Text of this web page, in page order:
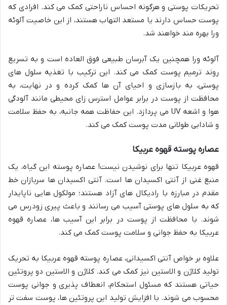
تحریکات پوستی و هرگونه احساس ناراحتی کمک می کند. افرادی که
پوست حساس دارند یا مستعد التهاب هستند، از این خاصیت آلوئه
ورا بهره مند خواهند شد.
آلوئه ورا همچنین یک آبرسان طبیعی فوق العاده است و به تسریع
روند ترمیم پوست کمک می کند. این ترکیب با تغذیه سلول های
پوستی، به بازسازی و احیای آن ها کمک کرده و در نهایت، به
محافظت از پوست در برابر عوامل استرس زای محیطی مانند آلودگی
هوا و اشعه UV می پردازد. این حفاظت همه جانبه، به حفظ سلامت
و شادابی طولانی مدت پوست کمک می کند.
عصاره پوسته قهوه عربیکا
قهوه عربیکا تنها برای نوشیدن نیست! عصاره پوسته این گیاه، یک
منبع غنی از آنتی اکسیدان ها است. آنتی اکسیدان ها سربازان خط
مقدم در مبارزه با رادیکال های آزاد هستند؛ مولکول هایی ناپایدار
که به سلول های پوستی آسیب می رسانند و باعث پیری زودرس می
شوند. با محافظت از پوست در برابر این آسیب ها، عصاره قهوه
عربیکا به حفظ جوانی و سلامت پوست کمک می کند.
علاوه بر خواص آنتی اکسیدانی، عصاره پوسته قهوه عربیکا به تحریک
تولید کلاژن و الاستین نیز کمک می کند. کلاژن و الاستین دو پروتئین
حیاتی هستند که مسئول استحکام، انعطاف پذیری و جوانی پوست
محسوب می شوند. با افزایش تولید این پروتئین ها، پوست سفت تر